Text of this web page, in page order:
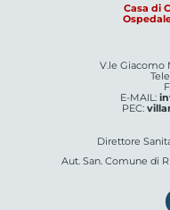
Casa di
V.le Giacomo
E-MAIL:
PEC:
Direttore
Aut. San. Comune di